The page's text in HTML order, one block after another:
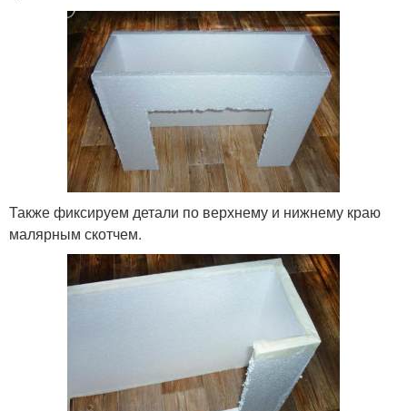
Также фиксируем детали по верхнему и нижнему краю
малярным скотчем.